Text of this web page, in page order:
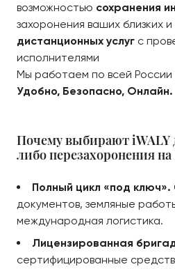
возможностью сохранения
захоронения ваших близких и
дистанционных услуг с
исполнителями
Мы работаем по всей России
Удобно, Безопасно, Онлайн.
Почему выбирают iWALY
либо перезахоронения
Полный цикл «под ключ».
документов, земляные
международная логистика.
Лицензированная
сертифицированные